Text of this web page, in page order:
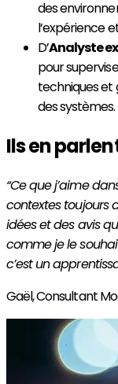
des
l’expérience
D’Analyste
pour
techniques
des systèmes.
Ils en
“Ce que j’aime
contextes toujours
idées et des avis
comme je le
c’est un
Gaël,Consultant